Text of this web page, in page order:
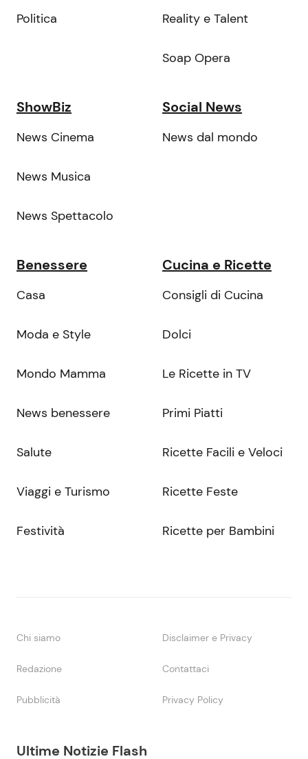
Ultime Notizie Flash
Politica Reality e Talent
Soap Opera
ShowBiz
News Cinema
News Musica
News Spettacolo
Social News
News dal mondo
Benessere
Casa
Moda e Style
Mondo Mamma
News benessere
Salute
Viaggi e Turismo
Festività
Cucina e Ricette
Consigli di Cucina
Dolci
Le Ricette in TV
Primi Piatti
Ricette Facili e Veloci
Ricette Feste
Ricette per Bambini
Chi siamo Disclaimer e Privacy
Redazione Contattaci
Pubblicità Privacy Policy